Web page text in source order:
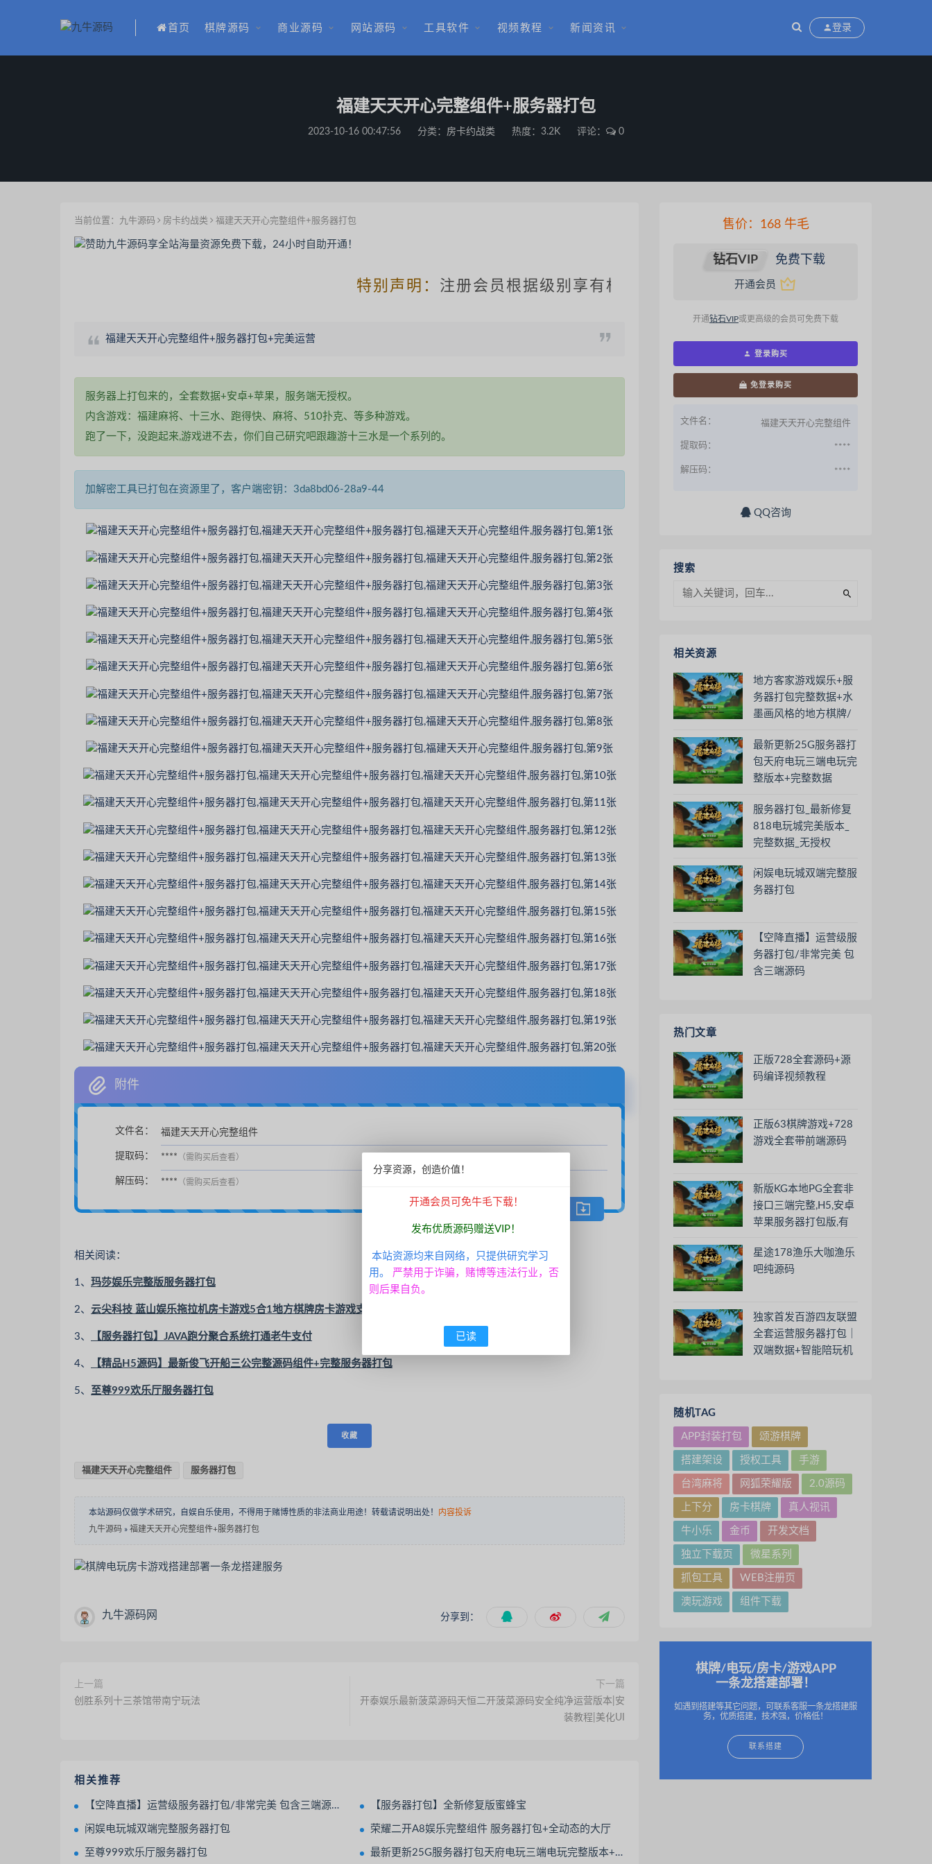
首页 棋牌源码 商业源码 网站源码 工具软件 视频教程 新闻资讯 登录
福建天天开心完整组件+服务器打包
2023-10-16 00:47:56 分类： 房卡约战类 热度：3.2K 评论： 0
当前位置： 九牛源码 房卡约战类 福建天天开心完整组件+服务器打包
特别声明：注册会员根据级别享有相关下载优惠，请仔细辨别。所有资源均收集于
福建天天开心完整组件+服务器打包+完美运营
服务器上打包来的，全套数据+安卓+苹果，服务端无授权。
内含游戏：福建麻将、十三水、跑得快、麻将、510扑克、等多种游戏。
跑了一下，没跑起来,游戏进不去，你们自己研究吧跟趣游十三水是一个系列的。
加解密工具已打包在资源里了，客户端密钥：3da8bd06-28a9-44
附件
文件名： 福建天天开心完整组件
提取码： **** （需购买后查看）
解压码： **** （需购买后查看）
相关阅读：
1、 玛莎娱乐完整版服务器打包
2、 云尖科技 蓝山娱乐拖拉机房卡游戏5合1地方棋牌房卡游戏支持俱乐部亲友圈+完整服务器打包
3、 【服务器打包】JAVA跑分聚合系统打通老牛支付
4、 【精品H5源码】最新俊飞开船三公完整源码组件+完整服务器打包
5、 至尊999欢乐厅服务器打包
收藏
福建天天开心完整组件 服务器打包
本站源码仅做学术研究，自娱自乐使用，不得用于赌博性质的非法商业用途！转载请说明出处！
内容投诉
九牛源码 » 福建天天开心完整组件+服务器打包
九牛源码网 分享到：
上一篇
创胜系列十三茶馆带南宁玩法
下一篇
开泰娱乐最新菠菜源码天恒二开菠菜源码安全纯净运营版本|安
装教程|美化UI
相关推荐
【空降直播】运营级服务器打包/非常完美 包含三端源码 【服务器打包】全新修复版蜜蜂宝
闲娱电玩城双端完整服务器打包 荣耀二开A8娱乐完整组件 服务器打包+全动态的大厅
至尊999欢乐厅服务器打包 最新更新25G服务器打包天府电玩三端电玩完整版本+完整数据
售价： 168牛毛
钻石VIP 免费下载
开通会员
开通钻石VIP或更高级的会员可免费下载
登录购买
免登录购买
文件名： 福建天天开心完整组件
提取码： ****
解压码： ****
QQ咨询
搜索
相关资源
地方客家游戏娱乐+服
务器打包完整数据+水
墨画风格的地方棋牌/
最新更新25G服务器打
包天府电玩三端电玩完
整版本+完整数据
服务器打包_最新修复
818电玩城完美版本_
完整数据_无授权
闲娱电玩城双端完整服
务器打包
【空降直播】运营级服
务器打包/非常完美 包
含三端源码
热门文章
正版728全套源码+源
码编译视频教程
正版63棋牌游戏+728
游戏全套带前端源码
新版KG本地PG全套非
接口三端完整,H5,安卓
苹果服务器打包版,有
星途178渔乐大咖渔乐
吧纯源码
独家首发百游四友联盟
全套运营服务器打包｜
双端数据+智能陪玩机
随机TAG
APP封装打包 颂游棋牌
搭建架设 授权工具 手游
台湾麻将 网狐荣耀版 2.0源码
上下分 房卡棋牌 真人视讯
牛小乐 金币 开发文档
独立下载页 微星系列
抓包工具 WEB注册页
澳玩游戏 组件下载
棋牌/电玩/房卡/游戏APP
一条龙搭建部署！
如遇到搭建等其它问题，可联系客服一条龙搭建服
务，优质搭建，技术强，价格低！
联系搭建
分享资源，创造价值！
开通会员可免牛毛下载！
发布优质源码赠送VIP！
本站资源均来自网络，只提供研究学习
用。
严禁用于诈骗，赌博等违法行业，否
则后果自负。
已读